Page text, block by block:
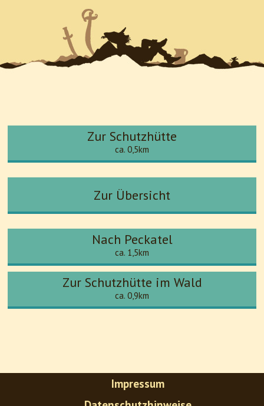
Zur Schutzhütte
ca. 0,5km
Zur Übersicht
Nach Peckatel
ca. 1,5km
Zur Schutzhütte im Wald
ca. 0,9km
Impressum